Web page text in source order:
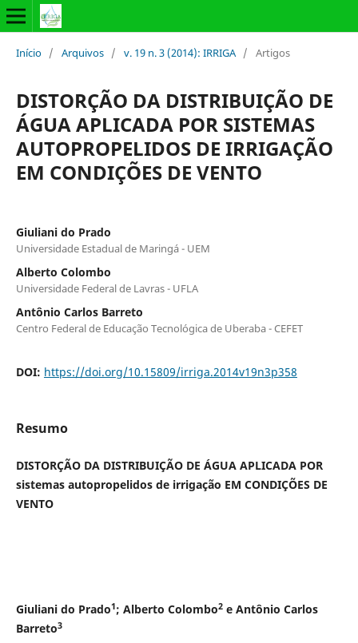
Início / Arquivos / v. 19 n. 3 (2014): IRRIGA / Artigos
DISTORÇÃO DA DISTRIBUIÇÃO DE
ÁGUA APLICADA POR SISTEMAS
AUTOPROPELIDOS DE IRRIGAÇÃO
EM CONDIÇÕES DE VENTO
Giuliani do Prado
Universidade Estadual de Maringá - UEM
Alberto Colombo
Universidade Federal de Lavras - UFLA
Antônio Carlos Barreto
Centro Federal de Educação Tecnológica de Uberaba - CEFET
DOI: https://doi.org/10.15809/irriga.2014v19n3p358
Resumo
DISTORÇÃO DA DISTRIBUIÇÃO DE ÁGUA APLICADA POR
sistemas autopropelidos de irrigação EM CONDIÇÕES DE
VENTO
Giuliani do Prado1; Alberto Colombo2e Antônio Carlos
Barreto3